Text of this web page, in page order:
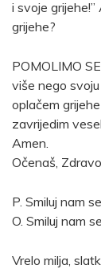
i svoje
grijehe?
POMOLIMO
više nego
oplačem
zavrijedim
Amen.
Očenaš,
P. Smiluj nam
O. Smiluj nam
Vrelo milja,